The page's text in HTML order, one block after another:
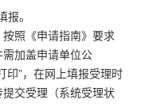
报。
照《申请指南》要求
需加盖申请单位公
印”，在网上填报受理时
交受理（系统受理状